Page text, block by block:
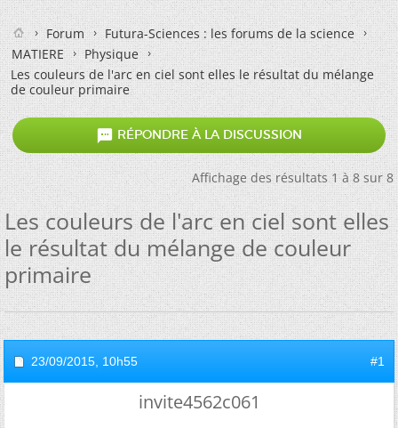
Forum
Futura-Sciences : les forums de la science
MATIERE
Physique
Les couleurs de l'arc en ciel sont elles le résultat du mélange
de couleur primaire
 RÉPONDRE À LA DISCUSSION
Affichage des résultats 1 à 8 sur 8
Les couleurs de l'arc en ciel sont elles
le résultat du mélange de couleur
primaire
23/09/2015, 10h55 #1
invite4562c061